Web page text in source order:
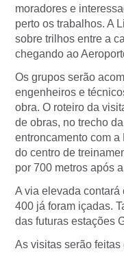
moradores e
perto os trabalhos. A
sobre trilhos entre a
chegando ao
Os grupos serão
engenheiros e
obra. O roteiro da
de obras, no trecho
entroncamento com
do centro de
por 700 metros após
A via elevada
400 já foram içadas.
das futuras estações
As visitas serão